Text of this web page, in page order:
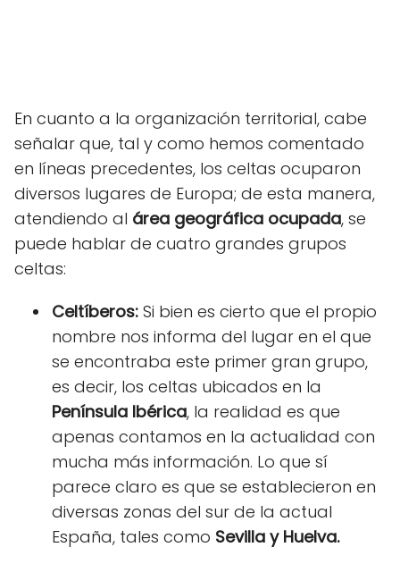
En cuanto a la organización territorial, cabe
señalar que, tal y como hemos comentado
en líneas precedentes, los celtas ocuparon
diversos lugares de Europa; de esta manera,
atendiendo al área geográfica ocupada, se
puede hablar de cuatro grandes grupos
celtas:
Celtíberos: Si bien es cierto que el propio
nombre nos informa del lugar en el que
se encontraba este primer gran grupo,
es decir, los celtas ubicados en la
Península Ibérica, la realidad es que
apenas contamos en la actualidad con
mucha más información. Lo que sí
parece claro es que se establecieron en
diversas zonas del sur de la actual
España, tales como Sevilla y Huelva.